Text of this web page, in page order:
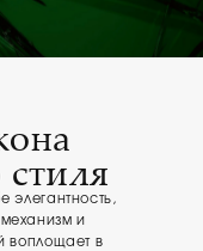
элегантность,
и
воплощает в